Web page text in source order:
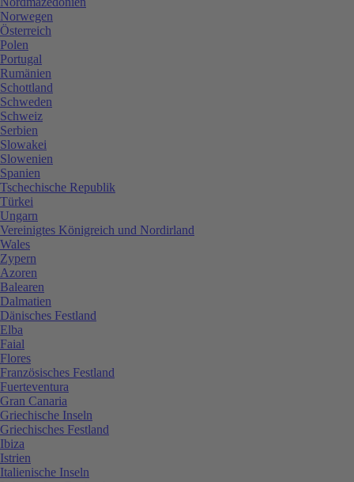
Norwegen
Österreich
Polen
Portugal
Rumänien
Schottland
Schweden
Schweiz
Serbien
Slowakei
Slowenien
Spanien
Tschechische Republik
Türkei
Ungarn
Vereinigtes Königreich und Nordirland
Wales
Zypern
Azoren
Balearen
Dalmatien
Dänisches Festland
Elba
Faial
Flores
Französisches Festland
Fuerteventura
Gran Canaria
Griechische Inseln
Griechisches Festland
Ibiza
Istrien
Italienische Inseln